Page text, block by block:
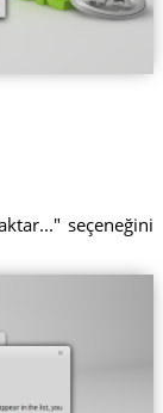
seçeneğini